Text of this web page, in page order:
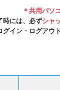
＊共用パソ
時には、必ずシャ
グイン・ログアウ